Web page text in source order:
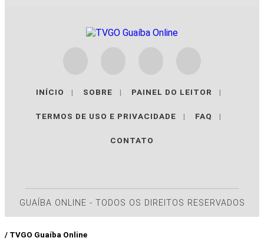
INÍCIO | SOBRE | PAINEL DO LEITOR |
TERMOS DE USO E PRIVACIDADE | FAQ |
CONTATO
GUAÍBA ONLINE - TODOS OS DIREITOS RESERVADOS
/ TVGO Guaíba Online